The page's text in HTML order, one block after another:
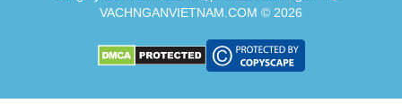
VACHNGANVIETNAM.COM © 2026